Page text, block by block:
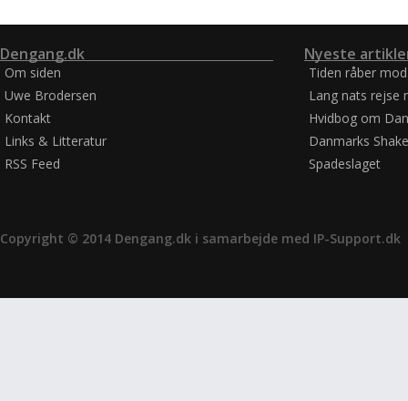
Dengang.dk
Om siden
Uwe Brodersen
Kontakt
Links & Litteratur
RSS Feed
Nyeste
Tiden råber
Lang nats rejse
Hvidbog om
Danmarks
Spadeslaget
Copyright © 2014 Dengang.dk i samarbejde med IP-Support.dk